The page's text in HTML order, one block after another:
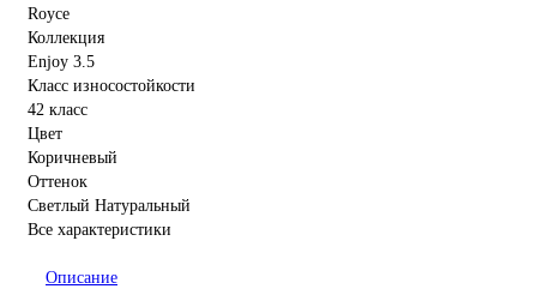
Royce
Коллекция
Enjoy 3.5
Класс износостойкости
42 класс
Цвет
Коричневый
Оттенок
Светлый Натуральный
Все характеристики
Описание